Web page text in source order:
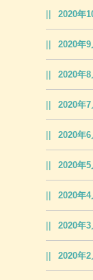
2020年
2020年9
2020年8
2020年7
2020年6
2020年5
2020年4
2020年3
2020年2